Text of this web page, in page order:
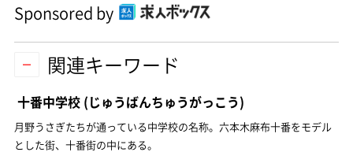
Sponsored by
関連キーワード
十番中学校 (じゅうばんちゅうがっこう)
月野うさぎたちが通っている中学校の名称。六本木麻布十番をモデル
とした街、十番街の中にある。